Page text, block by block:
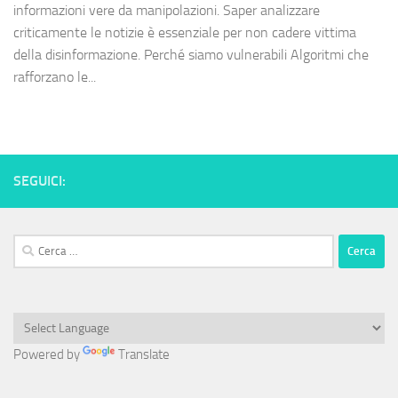
informazioni vere da manipolazioni. Saper analizzare
criticamente le notizie è essenziale per non cadere vittima
della disinformazione. Perché siamo vulnerabili Algoritmi che
rafforzano le...
SEGUICI:
Ricerca
per:
Powered by Translate